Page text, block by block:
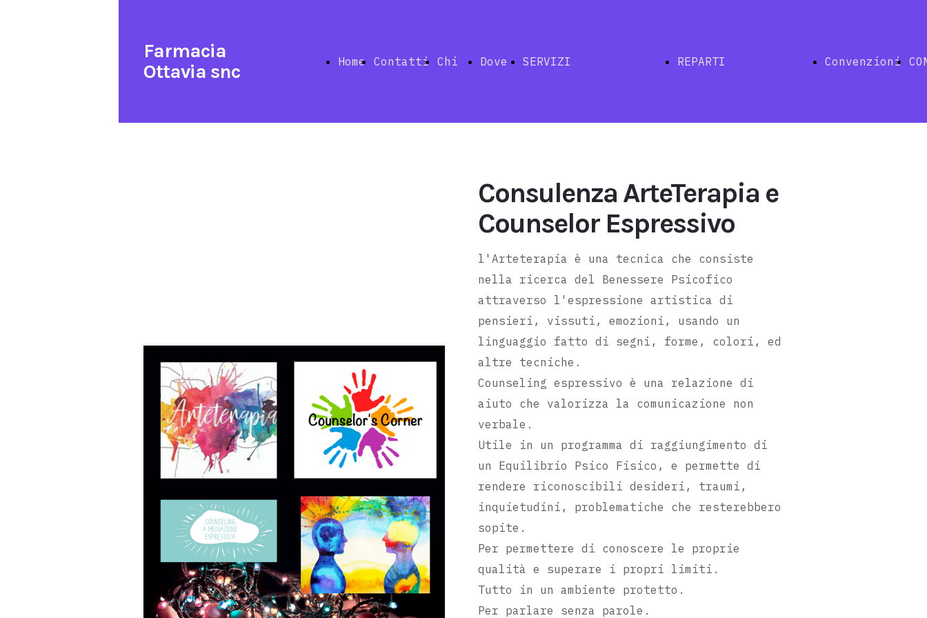
Home Contatti Chi Dove SERVIZI
Autoanalisi
Psico-Fisico-
Emozionaleo
REPARTI
LABORATORIO
Alimentazione e
Convenzioni
Farmacia
Ottavia snc
Consulenza ArteTerapia e
Counselor Espressivo
l'Arteterapia è una tecnica che consiste
nella ricerca del Benessere Psicofico
attraverso l'espressione artistica di
pensieri, vissuti, emozioni, usando un
linguaggio fatto di segni, forme, colori, ed
altre tecniche.
Counseling espressivo è una relazione di
aiuto che valorizza la comunicazione non
verbale.
Utile in un programma di raggiungimento di
un Equilibrio Psico Fisico, e permette di
rendere riconoscibili desideri, traumi,
inquietudini, problematiche che resterebbero
sopite.
Per permettere di conoscere le proprie
qualità e superare i propri limiti.
Tutto in un ambiente protetto.
Per parlare senza parole.